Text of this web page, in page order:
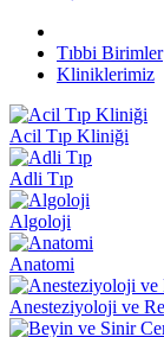
Tıbbi Birimler
Kliniklerimiz
Acil Tıp Kliniği
Adli Tıp
Algoloji
Anatomi
Anesteziyoloji ve